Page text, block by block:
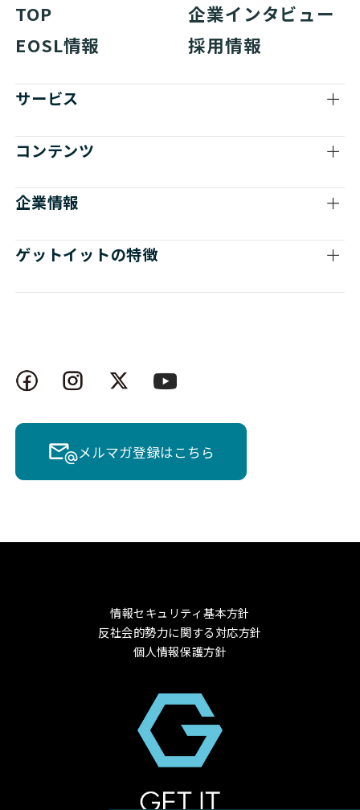
TOP
企業インタビュー
EOSL情報
採用情報
サービス
コンテンツ
企業情報
ゲットイットの特徴
メルマガ登録はこちら
情報セキュリティ基本方針
反社会的勢力に関する対応方針
個人情報保護方針